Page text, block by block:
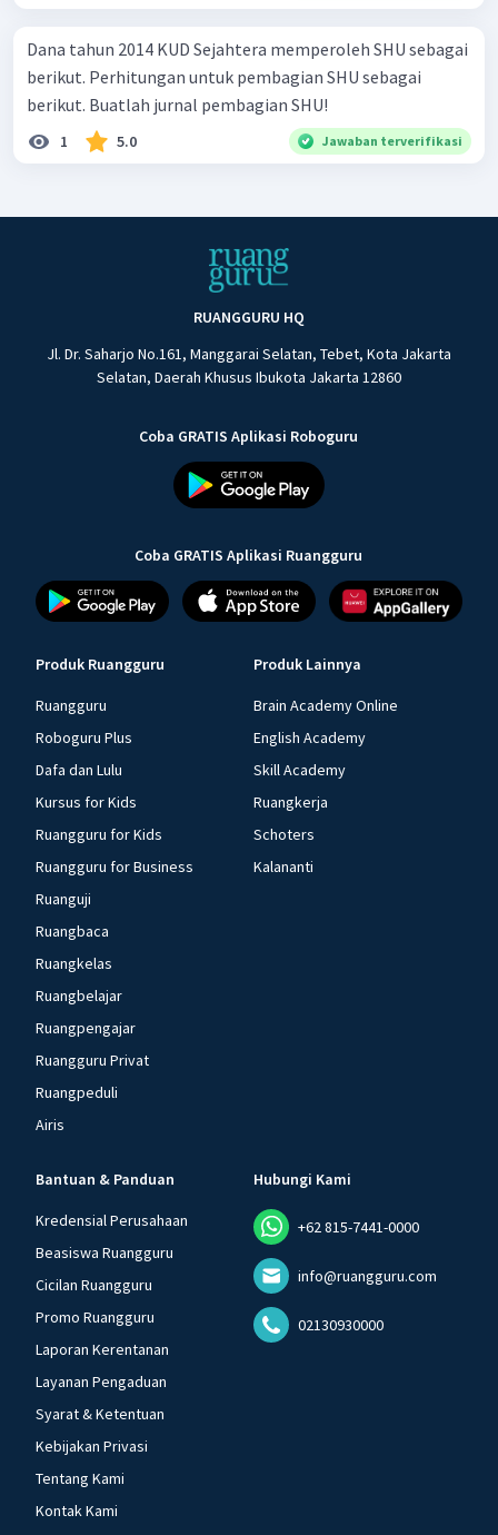
Dana tahun 2014 KUD Sejahtera memperoleh SHU sebagai
berikut. Perhitungan untuk pembagian SHU sebagai
berikut. Buatlah jurnal pembagian SHU!
1 5.0 Jawaban terverifikasi
RUANGGURU HQ
Jl. Dr. Saharjo No.161, Manggarai Selatan, Tebet, Kota Jakarta
Selatan, Daerah Khusus Ibukota Jakarta 12860
Coba GRATIS Aplikasi Roboguru
Coba GRATIS Aplikasi Ruangguru
Produk Ruangguru
Ruangguru
Roboguru Plus
Dafa dan Lulu
Kursus for Kids
Ruangguru for Kids
Ruangguru for Business
Ruanguji
Ruangbaca
Ruangkelas
Ruangbelajar
Ruangpengajar
Ruangguru Privat
Ruangpeduli
Airis
Produk Lainnya
Brain Academy Online
English Academy
Skill Academy
Ruangkerja
Schoters
Kalananti
Bantuan & Panduan
Kredensial Perusahaan
Beasiswa Ruangguru
Cicilan Ruangguru
Promo Ruangguru
Laporan Kerentanan
Layanan Pengaduan
Syarat & Ketentuan
Kebijakan Privasi
Tentang Kami
Kontak Kami
Hubungi Kami
+62 815-7441-0000
info@ruangguru.com
02130930000